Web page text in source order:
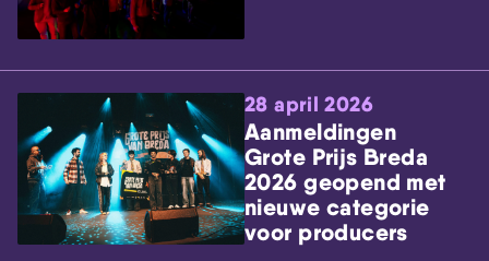
28 april 2026
Aanmeldingen
Grote Prijs Breda
2026 geopend met
nieuwe categorie
voor producers